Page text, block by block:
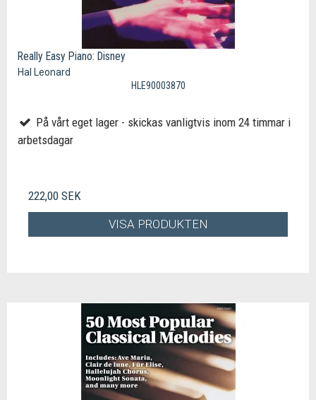
Really Easy Piano: Disney
Hal Leonard
HLE90003870
På vårt eget lager - skickas vanligtvis inom 24 timmar i
arbetsdagar
222,00 SEK
VISA PRODUKTEN